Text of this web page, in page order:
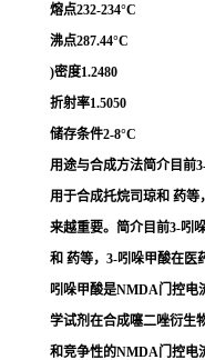
熔点232-234°C
沸点287.44°C
)密度1.2480
折射率1.5050
储存条件2-8°C
用途与合成方法简介目前
用于合成托烷司琼和 药
来越重要。简介目前3-吲
和 药等，3-吲哚甲酸在医
吲哚甲酸是NMDA门控电
学试剂在合成噻二唑衍生
和竞争性的NMDA门控电